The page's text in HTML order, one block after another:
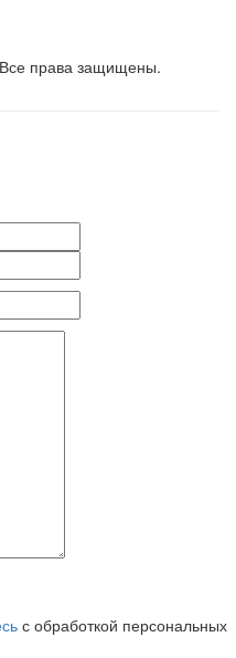
права защищены.
с обработкой персональных